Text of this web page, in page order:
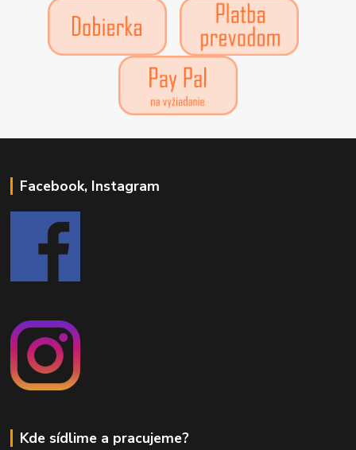
Facebook, Instagram
Kde sídlime a pracujeme?